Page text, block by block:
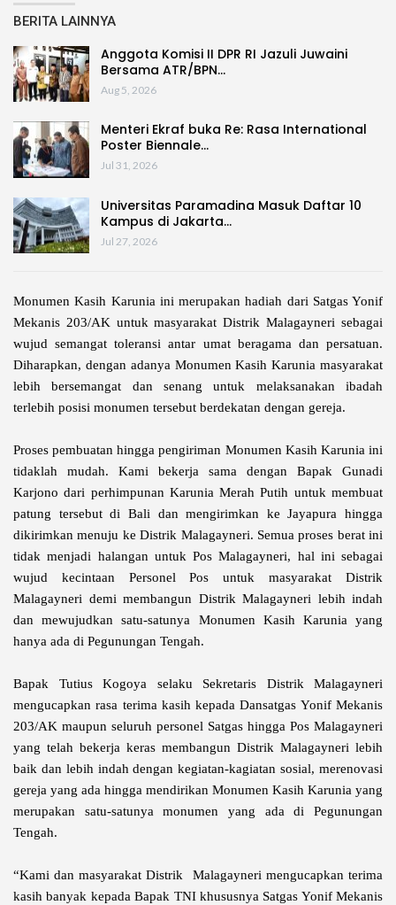
BERITA LAINNYA
Anggota Komisi II DPR RI Jazuli Juwaini
Bersama ATR/BPN…
Aug 5, 2026
Menteri Ekraf buka Re: Rasa International
Poster Biennale…
Jul 31, 2026
Universitas Paramadina Masuk Daftar 10
Kampus di Jakarta…
Jul 27, 2026
Monumen Kasih Karunia ini merupakan hadiah dari Satgas Yonif
Mekanis 203/AK untuk masyarakat Distrik Malagayneri sebagai
wujud semangat toleransi antar umat beragama dan persatuan.
Diharapkan, dengan adanya Monumen Kasih Karunia masyarakat
lebih bersemangat dan senang untuk melaksanakan ibadah
terlebih posisi monumen tersebut berdekatan dengan gereja.
Proses pembuatan hingga pengiriman Monumen Kasih Karunia ini
tidaklah mudah. Kami bekerja sama dengan Bapak Gunadi
Karjono dari perhimpunan Karunia Merah Putih untuk membuat
patung tersebut di Bali dan mengirimkan ke Jayapura hingga
dikirimkan menuju ke Distrik Malagayneri. Semua proses berat ini
tidak menjadi halangan untuk Pos Malagayneri, hal ini sebagai
wujud kecintaan Personel Pos untuk masyarakat Distrik
Malagayneri demi membangun Distrik Malagayneri lebih indah
dan mewujudkan satu-satunya Monumen Kasih Karunia yang
hanya ada di Pegunungan Tengah.
Bapak Tutius Kogoya selaku Sekretaris Distrik Malagayneri
mengucapkan rasa terima kasih kepada Dansatgas Yonif Mekanis
203/AK maupun seluruh personel Satgas hingga Pos Malagayneri
yang telah bekerja keras membangun Distrik Malagayneri lebih
baik dan lebih indah dengan kegiatan-kagiatan sosial, merenovasi
gereja yang ada hingga mendirikan Monumen Kasih Karunia yang
merupakan satu-satunya monumen yang ada di Pegunungan
Tengah.
“Kami dan masyarakat Distrik Malagayneri mengucapkan terima
kasih banyak kepada Bapak TNI khususnya Satgas Yonif Mekanis